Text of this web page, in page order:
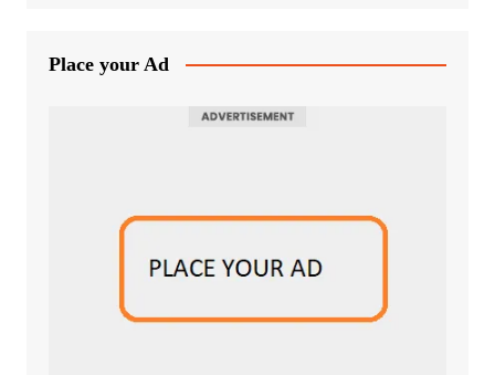
Place your Ad